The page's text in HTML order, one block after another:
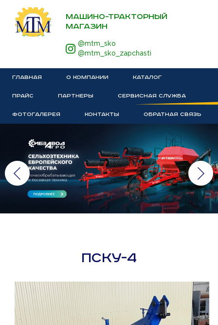
МАШИНО-ТРАКТОРНЫЙ
МАГАЗИН
@mtm_sko
@mtm_sko_zapchasti
ГЛАВНАЯ О КОМПАНИИ КАТАЛОГ
ПРАЙС ПАРТНЕРЫ СЕРВИСНАЯ СЛУЖБА
ФОТОГАЛЕРЕЯ КОНТАКТЫ ОБРАТНАЯ СВЯЗЬ
ПСКУ-4